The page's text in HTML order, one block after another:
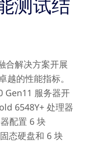
测试结
合解决方案开展
越的性能指标。
Gen11 服务器开
6548Y+ 处理器
配置 6 块
态硬盘和 6 块